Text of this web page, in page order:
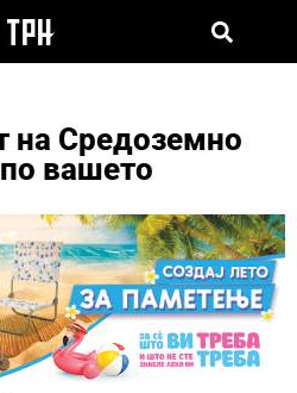
на Средоземно
вашето